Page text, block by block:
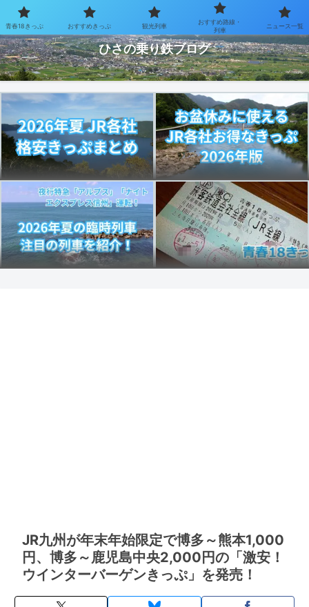
お得なきっぷで乗り鉄を楽しむブログ
ひさの乗り鉄ブログ
JR九州が年末年始限定で博多～熊本1,000
円、博多～鹿児島中央2,000円の「激安！
ウインターバーゲンきっぷ」を発売！
青春18きっぷ おすすめきっぷ 観光列車
おすすめ路線・
列車
ニュース一覧